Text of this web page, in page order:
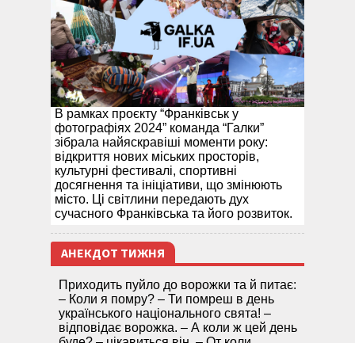
В рамках проєкту “Франківськ у
фотографіях 2024” команда “Галки”
зібрала найяскравіші моменти року:
відкриття нових міських просторів,
культурні фестивалі, спортивні
досягнення та ініціативи, що змінюють
місто. Ці світлини передають дух
сучасного Франківська та його розвиток.
АНЕКДОТ ТИЖНЯ
Приходить пуйло до ворожки та й питає:
– Коли я помру? – Ти помреш в день
українського національного свята! –
відповідає ворожка. – А коли ж цей день